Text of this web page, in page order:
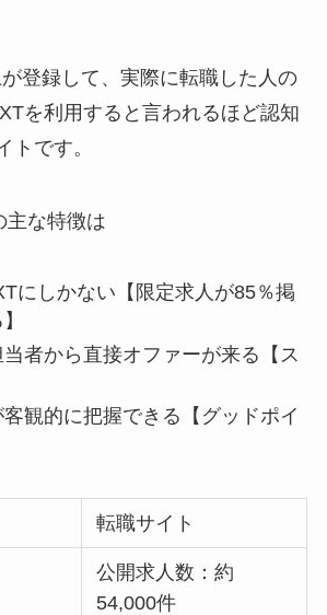
登録して、実際に転職した人の
を利用すると言われるほど認知
トです。
主な特徴は
にしかない【限定求人が85％掲
者から直接オファーが来る【ス
観的に把握できる【グッドポイ
転職サイト
公開求人数：約
54,000件